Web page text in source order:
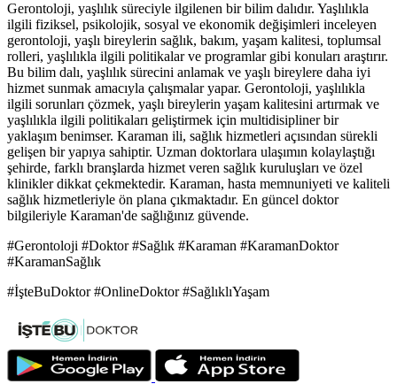
Gerontoloji, yaşlılık süreciyle ilgilenen bir bilim dalıdır. Yaşlılıkla
ilgili fiziksel, psikolojik, sosyal ve ekonomik değişimleri inceleyen
gerontoloji, yaşlı bireylerin sağlık, bakım, yaşam kalitesi, toplumsal
rolleri, yaşlılıkla ilgili politikalar ve programlar gibi konuları araştırır.
Bu bilim dalı, yaşlılık sürecini anlamak ve yaşlı bireylere daha iyi
hizmet sunmak amacıyla çalışmalar yapar. Gerontoloji, yaşlılıkla
ilgili sorunları çözmek, yaşlı bireylerin yaşam kalitesini artırmak ve
yaşlılıkla ilgili politikaları geliştirmek için multidisipliner bir
yaklaşım benimser. Karaman ili, sağlık hizmetleri açısından sürekli
gelişen bir yapıya sahiptir. Uzman doktorlara ulaşımın kolaylaştığı
şehirde, farklı branşlarda hizmet veren sağlık kuruluşları ve özel
klinikler dikkat çekmektedir. Karaman, hasta memnuniyeti ve kaliteli
sağlık hizmetleriyle ön plana çıkmaktadır. En güncel doktor
bilgileriyle Karaman'de sağlığınız güvende.
#Gerontoloji #Doktor #Sağlık #Karaman #KaramanDoktor
#KaramanSağlık
#İşteBuDoktor #OnlineDoktor #SağlıklıYaşam